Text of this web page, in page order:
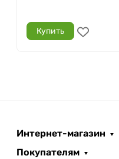
Купить
Интернет-магазин
Покупателям